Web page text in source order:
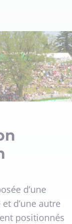
d’une
d’une autre
positionnés